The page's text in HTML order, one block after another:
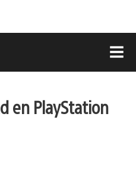
en PlayStation